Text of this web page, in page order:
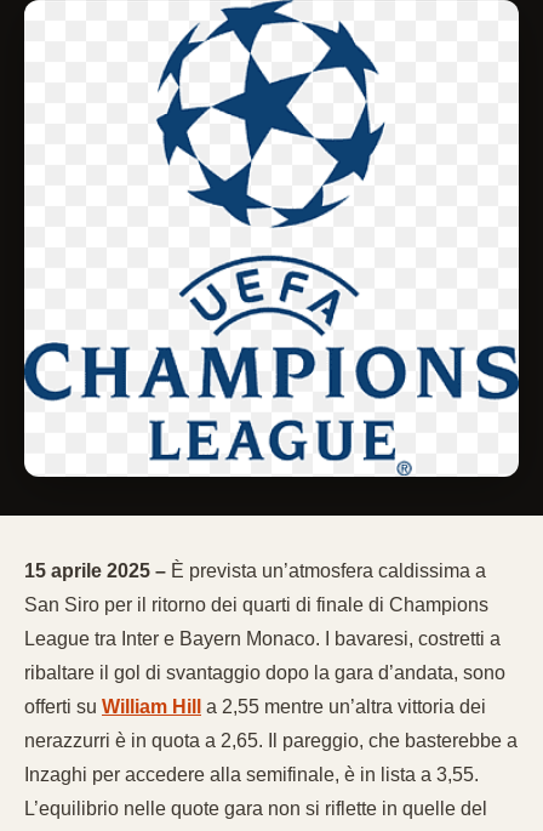
15 aprile 2025 – È prevista un’atmosfera caldissima a
San Siro per il ritorno dei quarti di finale di Champions
League tra Inter e Bayern Monaco. I bavaresi, costretti a
ribaltare il gol di svantaggio dopo la gara d’andata, sono
offerti su William Hill
a 2,55 mentre un’altra vittoria dei
nerazzurri è in quota a 2,65. Il pareggio, che basterebbe a
Inzaghi per accedere alla semifinale, è in lista a 3,55.
L’equilibrio nelle quote gara non si riflette in quelle del